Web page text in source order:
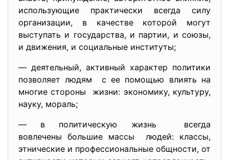
использующие практически всегда силу
организации, в качестве которой могут
выступать и государства, и партии, и союзы,
и движения, и социальные институты;
— деятельный, активный характер политики
позволяет людям с ее помощью влиять на
многие стороны жизни: экономику, культуру,
науку, мораль;
— в политическую жизнь всегда
вовлечены большие массы людей: классы,
этнические и профессиональные общности, от